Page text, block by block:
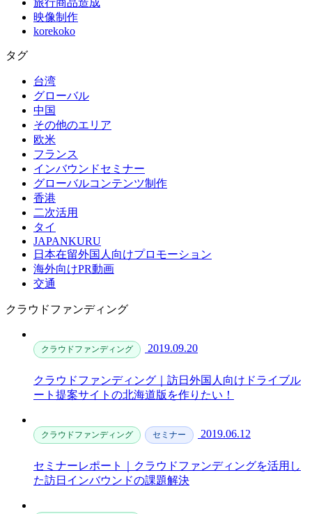
映像制作
korekoko
タグ
台湾
グローバル
中国
その他のエリア
欧米
フランス
インバウンドセミナー
グローバルコンテンツ制作
香港
二次活用
タイ
JAPANKURU
日本在留外国人向けプロモーション
海外向けPR動画
交通
クラウドファンディング
クラウドファンディング 2019.09.20
クラウドファンディング｜訪日外国人向けドライブル
ート提案サイトの北海道版を作りたい！
クラウドファンディング セミナー 2019.06.12
セミナーレポート｜クラウドファンディングを活用し
た訪日インバウンドの課題解決